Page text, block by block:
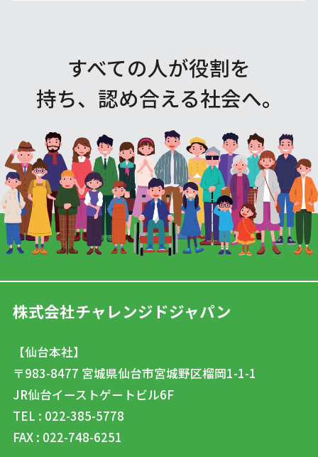
すべての人が役割を
持ち、認め合える社会へ。
株式会社チャレンジドジャパン
【仙台本社】
〒983-8477 宮城県仙台市宮城野区榴岡1-1-1
JR仙台イーストゲートビル6F
TEL : 022-385-5778
FAX : 022-748-6251